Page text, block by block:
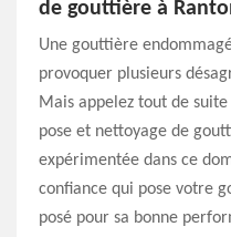
de gouttière à
Une gouttière
provoquer plusieurs
Mais appelez tout de
pose et nettoyage de
expérimentée dans ce
confiance qui pose votre
posé pour sa bonne